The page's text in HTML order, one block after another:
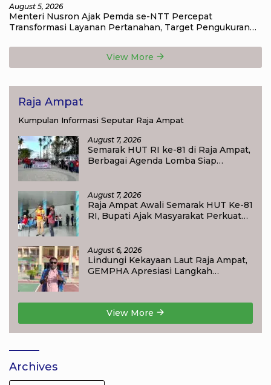
August 5, 2026
Menteri Nusron Ajak Pemda se-NTT Percepat
Transformasi Layanan Pertanahan, Target Pengukuran
View More
Raja Ampat
Kumpulan Informasi Seputar Raja Ampat
August 7, 2026
Semarak HUT RI ke-81 di Raja Ampat,
Berbagai Agenda Lomba Siap
August 7, 2026
Raja Ampat Awali Semarak HUT Ke-81
RI, Bupati Ajak Masyarakat Perkuat
August 6, 2026
Lindungi Kekayaan Laut Raja Ampat,
GEMPHA Apresiasi Langkah
View More
Archives